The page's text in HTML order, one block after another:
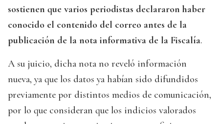
sostienen que varios periodistas declararon haber
conocido el contenido del correo antes de la
publicación de la nota informativa de la Fiscalía.
A su juicio, dicha nota no reveló información
nueva, ya que los datos ya habían sido difundidos
previamente por distintos medios de comunicación,
por lo que consideran que los indicios valorados